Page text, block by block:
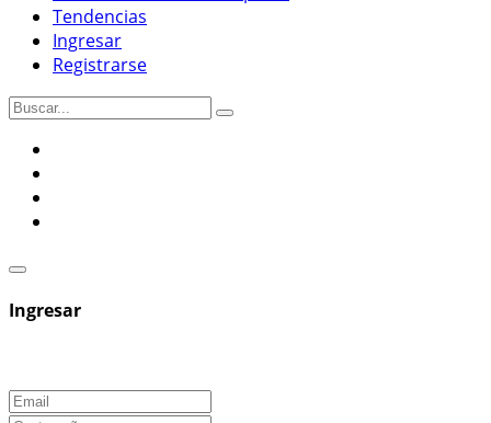
Tendencias
Ingresar
Registrarse
Ingresar